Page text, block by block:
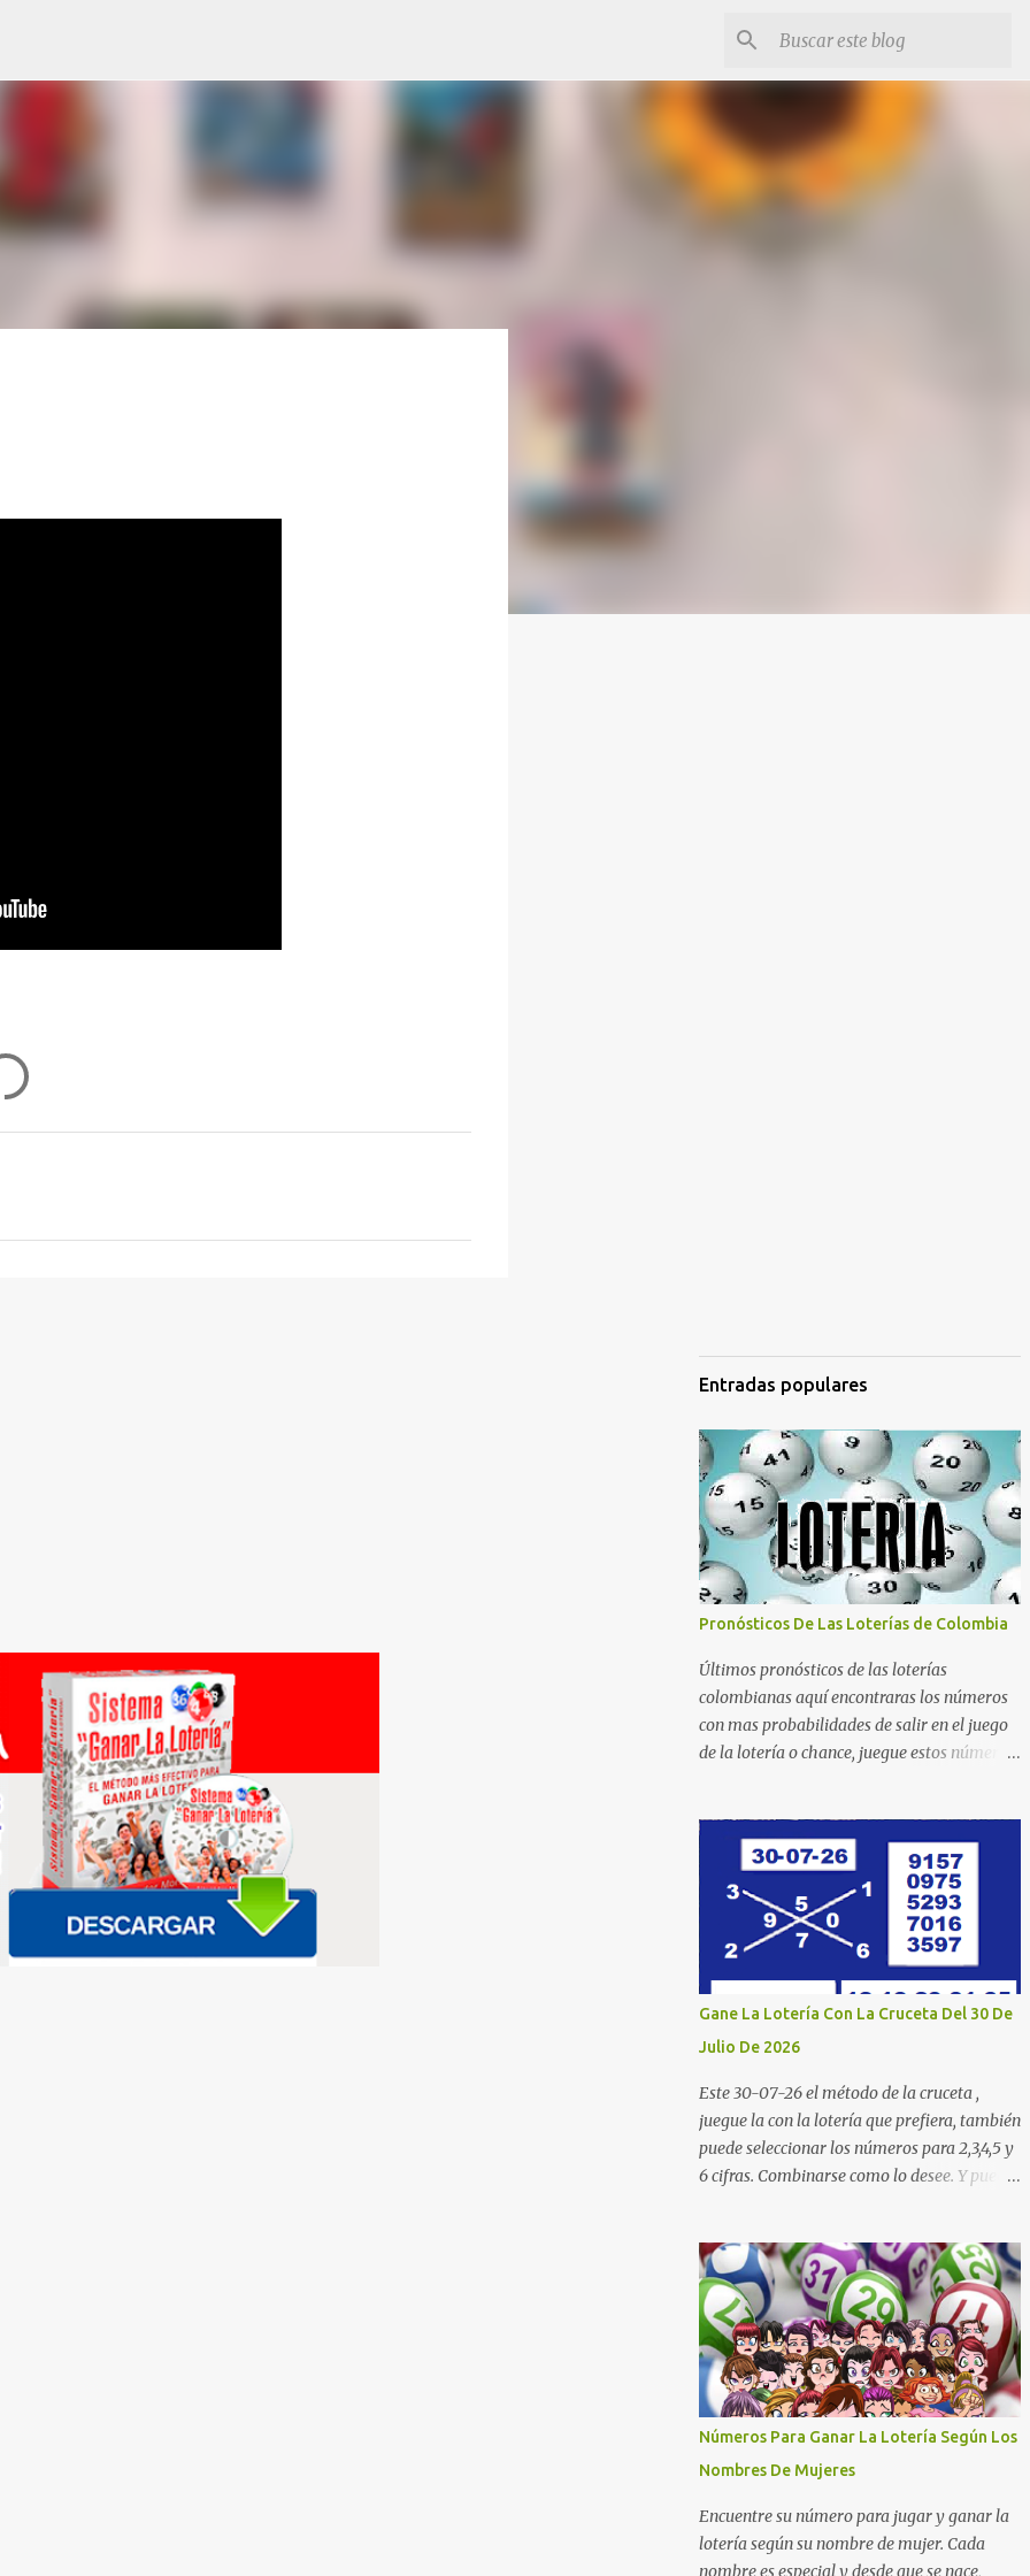
Entradas populares
Pronósticos De Las Loterías de Colombia
Últimos pronósticos de las loterías
colombianas aquí encontraras los números
con mas probabilidades de salir en el juego
de la lotería o chance, juegue estos números
Mucha suerte para todos y que se ganen ese
premio mayor. Dorado Día Dorado Tarde
Dorado Noche Cruz Roja Huila Manizales
Valle Bogotá Quindio Medellin Santander
Risaralda Boyacá Cundinamarca Tolima
Caribeña Dia Caribeña Noche Sinuano Dia
Sinuano Noche Paisita Dia Paisita Noche
Astro Sol Motilon Tarde Motilon Noche
Cauca Meta Cafeterito Tarde Cafeterito
Noche Chontico Dia Chontico Noche Extra
de Colombia Lotería Dorado Día: 6 5 2 8 9 9
7 2 Lotería Dorado Tarde: 5 0 7 3 1 1 1 2
9 4 4 6 1 1 7 Lotería De Manizales: 0 7 1 8 3 0
...
Gane La Lotería Con La Cruceta Del 30 De
Julio De 2026
Este 30-07-26 el método de la cruceta ,
juegue la con la lotería que prefiera, también
puede seleccionar los números para 2,3,4,5 y
6 cifras. Combinarse como lo desee. Y puedes
cruceta todos los días aquí:
https://goo.gl/b8STkN Encuentre los
mejores números en la cruceta del día 30-
07 de 2026. La cruceta le da la oportunidad
de escoger o combinar los números del día
para jugar en la lotería de cualquier país.
Son muchos los resultados exitosos de este
sistema. Aplique este sistema en loterías
como Powerball, Baloto, Miloto , chances de
Colombia, Nacional, Cash y otras-Pruebe
usted mismo y se sorprenderá de sus
resultados. La explicación gráfica de abajo,
Números Para Ganar La Lotería Según Los
Nombres De Mujeres
Encuentre su número para jugar y ganar la
lotería según su nombre de mujer. Cada
nombre es especial y desde que se nace,